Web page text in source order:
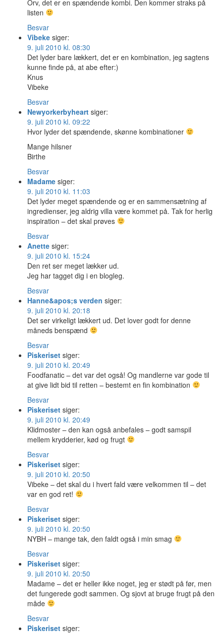
Orv, det er en spændende kombi. Den kommer straks på
listen
Besvar
Vibeke siger:
9. juli 2010 kl. 08:30
Det lyder bare lækkert, det er en kombination, jeg sagtens
kunne finde på, at abe efter:)
Knus
Vibeke
Besvar
Newyorkerbyheart siger:
9. juli 2010 kl. 09:22
Hvor lyder det spændende, skønne kombinationer
Mange hilsner
Birthe
Besvar
Madame siger:
9. juli 2010 kl. 11:03
Det lyder meget spændende og er en sammensætning af
ingredienser, jeg aldrig villa være kommet på. Tak for herlig
inspiration – det skal prøves
Besvar
Anette siger:
9. juli 2010 kl. 15:24
Den ret ser meget lækker ud.
Jeg har tagget dig i en blogleg.
Besvar
Hanne&apos;s verden siger:
9. juli 2010 kl. 20:18
Det ser virkeligt lækkert ud. Det lover godt for denne
måneds benspænd
Besvar
Piskeriset siger:
9. juli 2010 kl. 20:49
Foodfanatic – det var det også! Og mandlerne var gode til
at give lidt bid til retten – bestemt en fin kombination
Besvar
Piskeriset siger:
9. juli 2010 kl. 20:49
Klidmoster – den kan også anbefales – godt samspil
mellem krydderier, kød og frugt
Besvar
Piskeriset siger:
9. juli 2010 kl. 20:50
Vibeke – det skal du i hvert fald være velkommen til – det
var en god ret!
Besvar
Piskeriset siger:
9. juli 2010 kl. 20:50
NYBH – mange tak, den faldt også i min smag
Besvar
Piskeriset siger:
9. juli 2010 kl. 20:50
Madame – det er heller ikke noget, jeg er stødt på før, men
det fungerede godt sammen. Og sjovt at bruge frugt på den
måde
Besvar
Piskeriset siger: